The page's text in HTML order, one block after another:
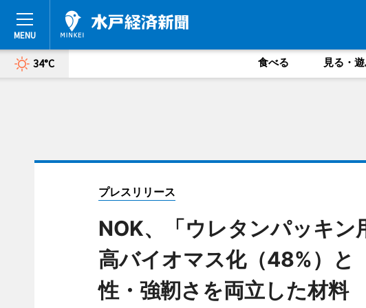
34°C 食べる 見る・
プレスリリース
NOK、「ウレタンパッキン
高バイオマス化（48%）と
性・強靭さを両立した材料